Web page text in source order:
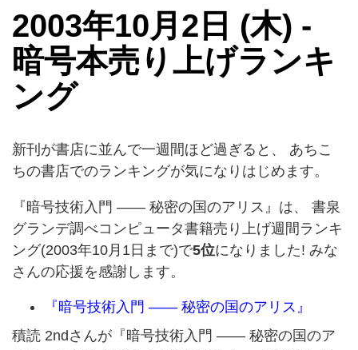
2003年10月2日 (木) -
暗号本売り上げランキ
ング
新刊が書店に並んで一週間ほど過ぎると、 あちこ
ちの書店でのランキングが気になりはじめます。
『暗号技術入門 —— 秘密の国のアリス』は、 書泉
グランデ調べコンピュータ書籍売り上げ週間ランキ
ング(2003年10月1日まで)で5位になりました! みな
さんの応援を感謝します。
『暗号技術入門 —— 秘密の国のアリス』
積読 2ndさんが『暗号技術入門 —— 秘密の国のア